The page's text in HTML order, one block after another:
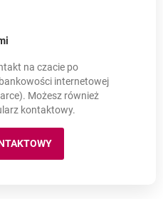
na czacie po
internetowej
Możesz również
kontaktowy.
SIĘ W NOWEJ KARCIE